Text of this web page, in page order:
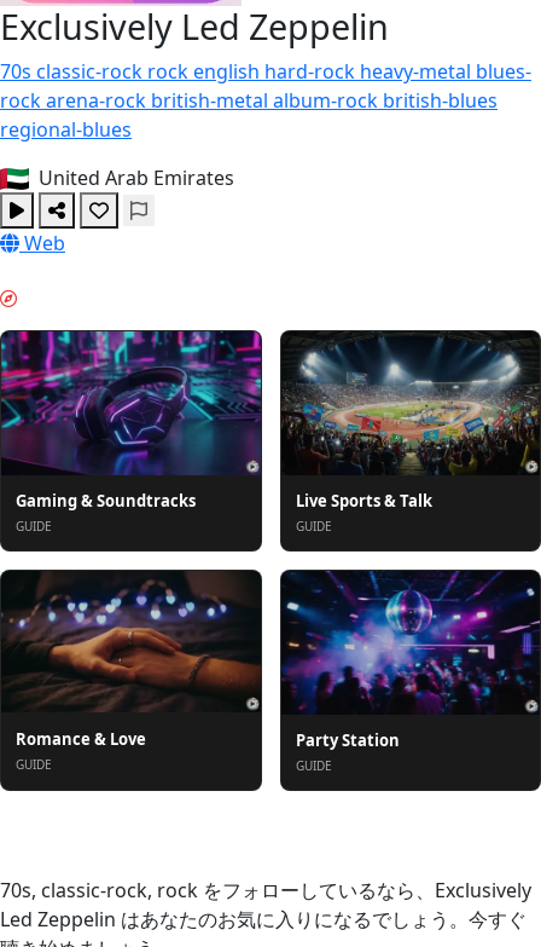
Exclusively Led Zeppelin
70s classic-rock rockenglish hard-rock heavy-metal blues-
rockarena-rock british-metal album-rock british-blues
regional-blues
United Arab Emirates
Web
Gaming & Soundtracks
GUIDE
Live Sports & Talk
GUIDE
Romance & Love
GUIDE
Party Station
GUIDE
70s, classic-rock, rock をフォローしているなら、Exclusively
Led Zeppelin はあなたのお気に入りになるでしょう。今すぐ